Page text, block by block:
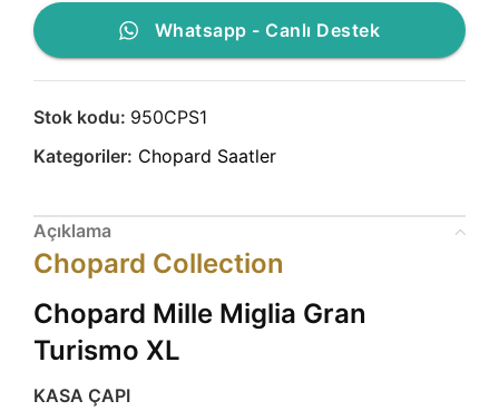
Whatsapp - Canlı Destek
Stok kodu: 950CPS1
Kategoriler: Chopard Saatler
Açıklama
Chopard Collection
Chopard Mille Miglia Gran
Turismo XL
KASA ÇAPI